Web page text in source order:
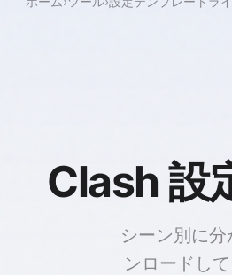
Clash 設
シーン別に
ンロードし